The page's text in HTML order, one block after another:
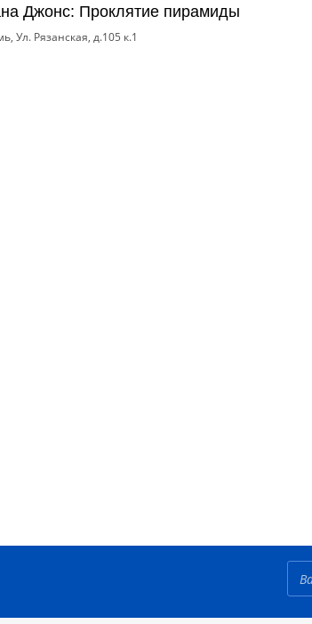
Джонс: Проклятие пирамиды
Ул. Рязанская, д.105 к.1